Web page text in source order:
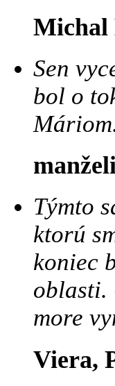
Michal
Sen
bol o
Týmto
ktorú
koniec
oblasti.
more
Viera,